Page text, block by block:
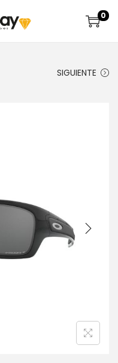
0
SIGUIENTE